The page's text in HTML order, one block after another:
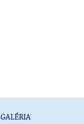
GALÉRIA